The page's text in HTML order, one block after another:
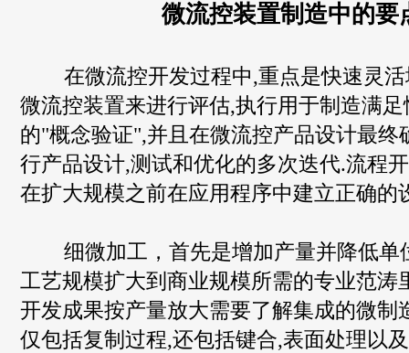
微流控装置制造中的要
在微流控开发过程中,重点是快速灵活
微流控装置来进行评估,执行用于制造满
的"概念验证",并且在微流控产品设计最终
行产品设计,测试和优化的多次迭代.流程
在扩大规模之前在应用程序中建立正确的
细微加工，首先是增加产量并降低单
工艺规模扩大到商业规模所需的专业范涛
开发成果按产量放大需要了解集成的微制
仅包括复制过程,还包括键合,表面处理以